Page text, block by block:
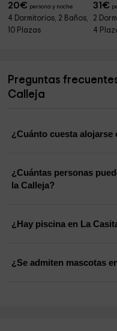
20€ persona y noche
4 Dormitorios, 2 Baños,
10 Plazas
31€
2
4
Preguntas
Calleja
¿Cuánto cuesta alojarse
¿Cuántas personas
la Calleja?
¿Hay piscina en La
¿Se admiten mascotas